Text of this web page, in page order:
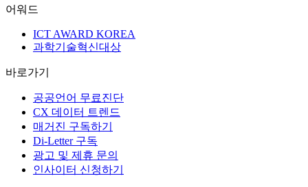
어워드
ICT AWARD KOREA
과학기술혁신대상
바로가기
공공언어 무료진단
CX 데이터 트렌드
매거진 구독하기
Di-Letter 구독
광고 및 제휴 문의
인사이터 신청하기